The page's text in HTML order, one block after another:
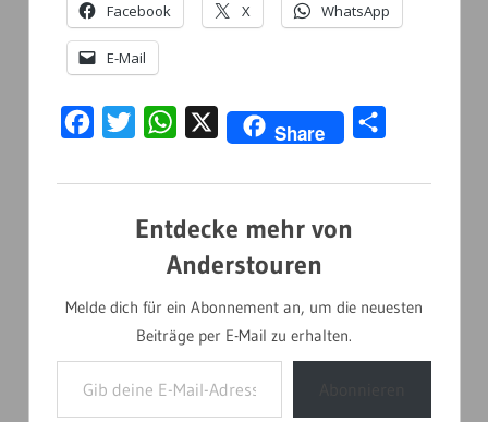
Facebook X WhatsApp
E-Mail
FacebookTwitter WhatsApp
X Share
Entdecke mehr von
Anderstouren
Melde dich für ein Abonnement an, um die neuesten
Beiträge per E-Mail zu erhalten.
Gib deine E-Mail-Adresse ein ...